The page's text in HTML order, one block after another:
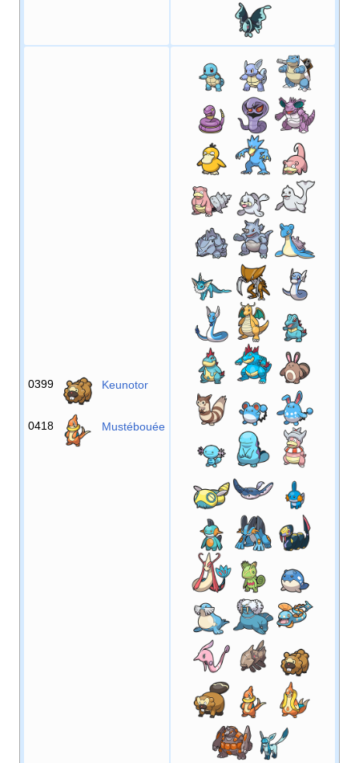
0399 Keunotor
0418 Mustébouée